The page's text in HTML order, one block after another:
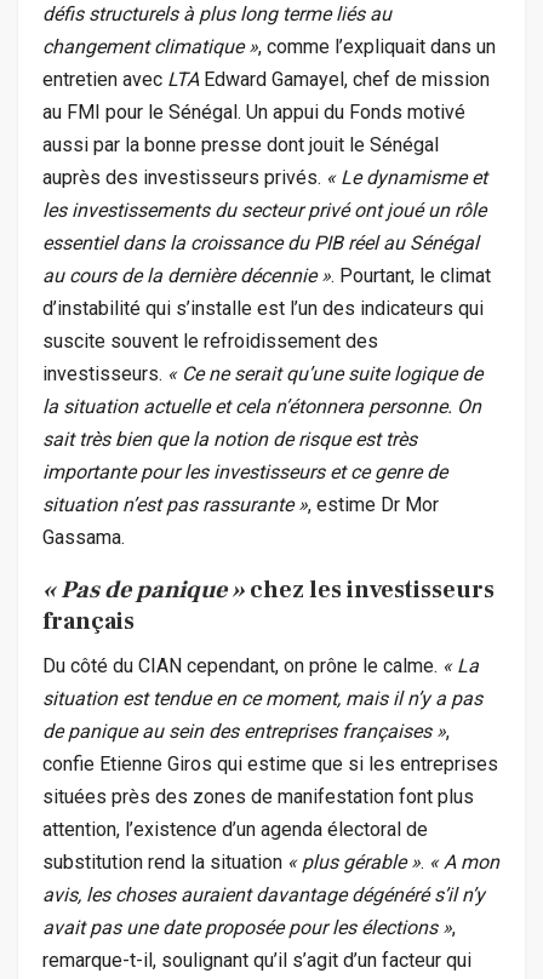
défis structurels à plus long terme liés au
changement climatique», comme l’expliquait dans un
entretien avec LTA Edward Gamayel, chef de mission
au FMI pour le Sénégal. Un appui du Fonds motivé
aussi par la bonne presse dont jouit le Sénégal
auprès des investisseurs privés. « Le dynamisme et
les investissements du secteur privé ont joué un rôle
essentiel dans la croissance du PIB réel au Sénégal
au cours de la dernière décennie ». Pourtant, le climat
d’instabilité qui s’installe est l’un des indicateurs qui
suscite souvent le refroidissement des
investisseurs. « Ce ne serait qu’une suite logique de
la situation actuelle et cela n’étonnera personne. On
sait très bien que la notion de risque est très
importante pour les investisseurs et ce genre de
situation n’est pas rassurante », estime Dr Mor
Gassama.
« Pas de panique »chez les investisseurs
français
Du côté du CIAN cependant, on prône le calme. « La
situation est tendue en ce moment, mais il n’y a pas
de panique au sein des entreprises françaises »,
confie Etienne Giros qui estime que si les entreprises
situées près des zones de manifestation font plus
attention, l’existence d’un agenda électoral de
substitution rend la situation « plus gérable ». « A mon
avis, les choses auraient davantage dégénéré s’il n’y
avait pas une date proposée pour les élections »,
remarque-t-il, soulignant qu’il s’agit d’un facteur qui